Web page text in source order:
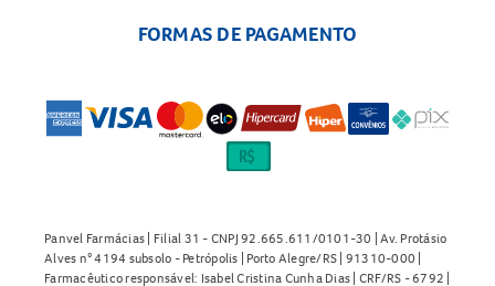
FORMAS DE PAGAMENTO
Panvel Farmácias | Filial 31 - CNPJ 92.665.611/0101-30 | Av. Protásio
Alves n° 4194 subsolo - Petrópolis | Porto Alegre/RS | 91310-000 |
Farmacêutico responsável: Isabel Cristina Cunha Dias | CRF/RS - 6792 |